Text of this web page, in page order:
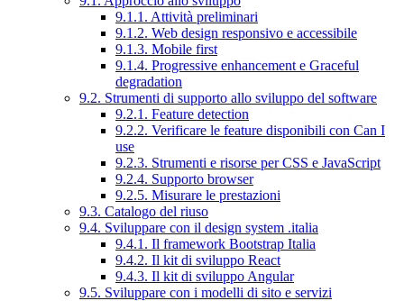
9.1.1. Attività preliminari
9.1.2. Web design responsivo e accessibile
9.1.3. Mobile first
9.1.4. Progressive enhancement e Graceful
degradation
9.2. Strumenti di supporto allo sviluppo del software
9.2.1. Feature detection
9.2.2. Verificare le feature disponibili con Can I
use
9.2.3. Strumenti e risorse per CSS e JavaScript
9.2.4. Supporto browser
9.2.5. Misurare le prestazioni
9.3. Catalogo del riuso
9.4. Sviluppare con il design system .italia
9.4.1. Il framework Bootstrap Italia
9.4.2. Il kit di sviluppo React
9.4.3. Il kit di sviluppo Angular
9.5. Sviluppare con i modelli di sito e servizi